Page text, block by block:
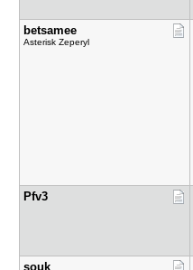
betsamee
Asterisk Zeperyl
Pfv3
souk